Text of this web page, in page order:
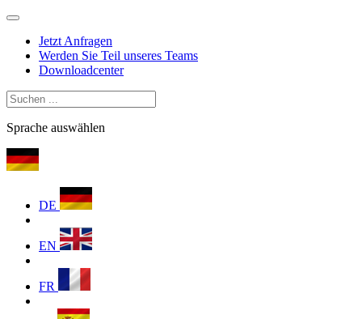
Jetzt Anfragen
Werden Sie Teil unseres Teams
Downloadcenter
Sprache auswählen
DE
EN
FR